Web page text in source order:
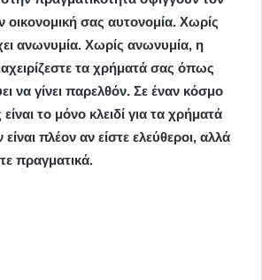
σας αυτονομία. Χωρίς
ανωνυμία. Χωρίς ανωνυμία, η
τα χρήματά σας όπως
να γίνει παρελθόν. Σε έναν κόσμο
το μόνο κλειδί για τα χρήματά
πλέον αν είστε ελεύθεροι, αλλά
πραγματικά.